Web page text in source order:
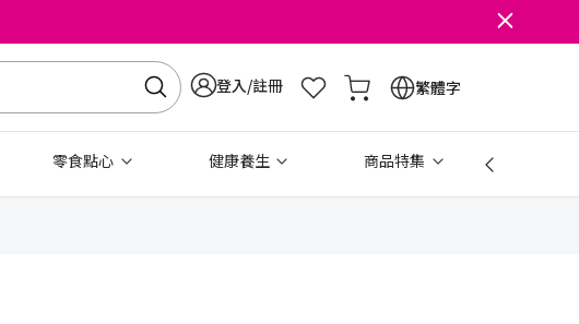
登入/註冊 繁體字
零食點心 健康養生 商品特集